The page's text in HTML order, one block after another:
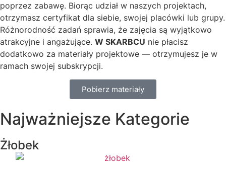
poprzez zabawę. Biorąc udział w naszych projektach,
otrzymasz certyfikat dla siebie, swojej placówki lub grupy.
Różnorodność zadań sprawia, że zajęcia są wyjątkowo
atrakcyjne i angażujące. W SKARBCU nie płacisz
dodatkowo za materiały projektowe — otrzymujesz je w
ramach swojej subskrypcji.
Pobierz materiały
Najważniejsze Kategorie
Żłobek